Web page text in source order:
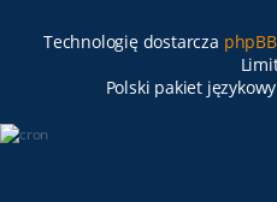
Technologię dostarcza phpBB
Polski pakiet